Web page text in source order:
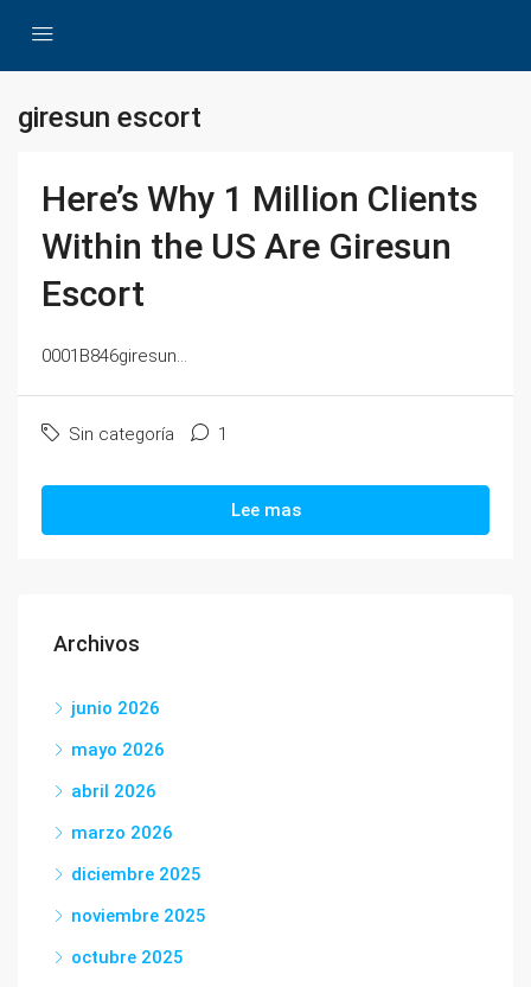
giresun escort
Here’s Why 1 Million Clients
Within the US Are Giresun
Escort
0001B846giresun...
Sin categoría 1
Lee mas
Archivos
junio 2026
mayo 2026
abril 2026
marzo 2026
diciembre 2025
noviembre 2025
octubre 2025